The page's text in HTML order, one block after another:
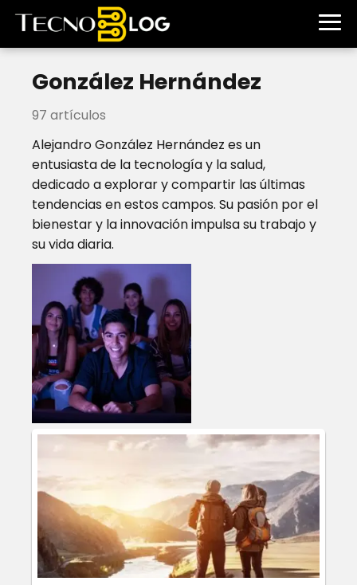
González Hernández
97 artículos
Alejandro González Hernández es un
entusiasta de la tecnología y la salud,
dedicado a explorar y compartir las últimas
tendencias en estos campos. Su pasión por el
bienestar y la innovación impulsa su trabajo y
su vida diaria.